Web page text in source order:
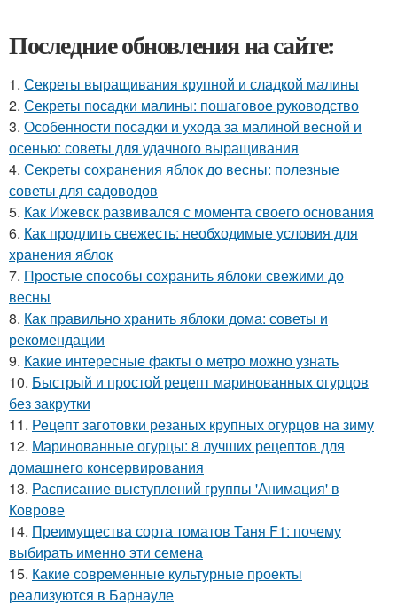
Последние обновления на сайте:
1. Секреты выращивания крупной и сладкой малины
2. Секреты посадки малины: пошаговое руководство
3. Особенности посадки и ухода за малиной весной и
осенью: советы для удачного выращивания
4. Секреты сохранения яблок до весны: полезные
советы для садоводов
5. Как Ижевск развивался с момента своего основания
6. Как продлить свежесть: необходимые условия для
хранения яблок
7. Простые способы сохранить яблоки свежими до
весны
8. Как правильно хранить яблоки дома: советы и
рекомендации
9. Какие интересные факты о метро можно узнать
10. Быстрый и простой рецепт маринованных огурцов
без закрутки
11. Рецепт заготовки резаных крупных огурцов на зиму
12. Маринованные огурцы: 8 лучших рецептов для
домашнего консервирования
13. Расписание выступлений группы 'Анимация' в
Коврове
14. Преимущества сорта томатов Таня F1: почему
выбирать именно эти семена
15. Какие современные культурные проекты
реализуются в Барнауле